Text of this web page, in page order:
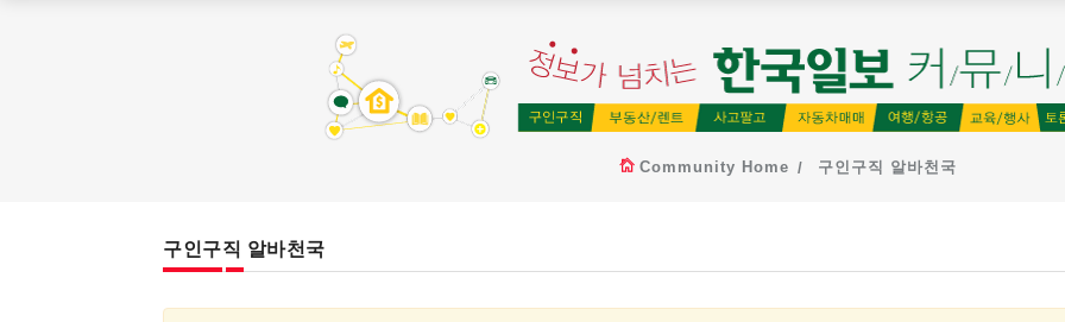
Community Home 구인구직 알바천국
구인구직 알바천국